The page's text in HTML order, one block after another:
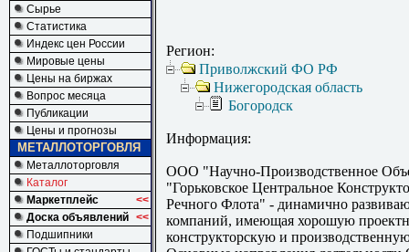
Сырье
Статистика
Индекс цен России
Мировые цены
Цены на биржах
Вопрос месяца
Публикации
Цены и прогнозы
МЕТАЛЛОТОРГОВЛЯ
Металлоторговля
Каталог
Маркетплейс
<<
Доска объявлений <<
Подшипники
Регион:
Приволжский ФО РФ
Нижегородская область
Богородск
Информация:
ООО "Научно-Производственное
"Горьковское Центральное
Речного Флота" - динамично
компаний, имеющая хорошую
конструкторскую и